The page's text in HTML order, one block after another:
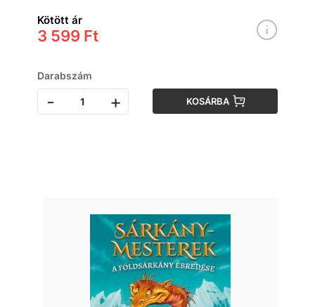
Kötött ár
3 599 Ft
Darabszám
- + KOSÁRBA